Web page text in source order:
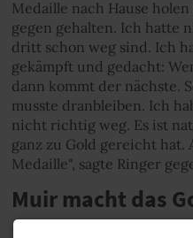
Medaille nach Hause
gegen gehalten. Ich hatte
dritt schon weg sind. Ich
gekämpft und gedacht:
dann kommt der nächste.
musste dranbleiben. Ich
nicht richtig weg. Es ist
ganz zu Gold gereicht hat.
Medaille", sagte Ringer
Muir macht das